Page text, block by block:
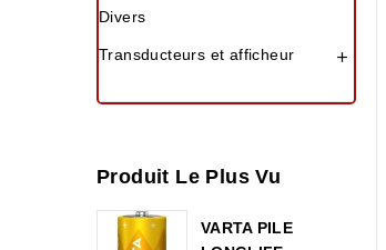
Divers
Transducteurs et afficheur 
Produit Le Plus Vu
VARTA PILE